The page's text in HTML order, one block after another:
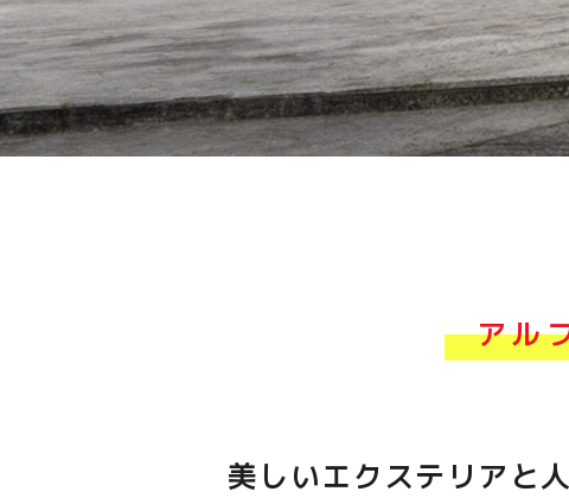
アル
美しいエクステリアと